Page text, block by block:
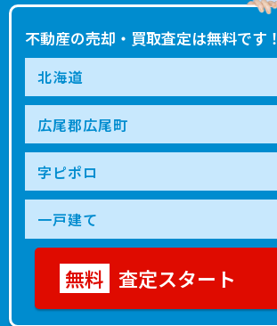
不動産の売却・買取査定は無料です！
査定スタート